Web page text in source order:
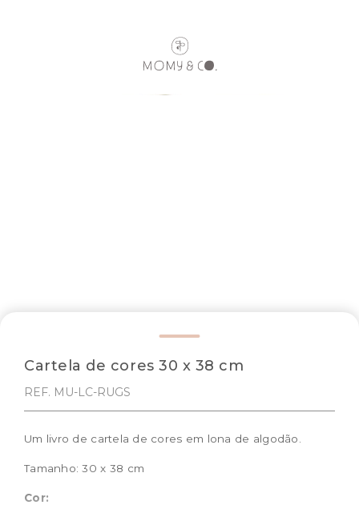
Cartela de cores 30 x 38 cm
REF. MU-LC-RUGS
Um livro de cartela de cores em lona de algodão.
Tamanho: 30 x 38 cm
Cor: